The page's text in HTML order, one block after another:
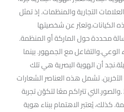
التجارية والمنظمات. إذ تمثل
الكيانات.وتعبّر عن شخصيتها
محددة حول الماركة أو المنظمة.
الوعي.والتفاعل مع الجمهور. بينما
أن الهوية البصرية هي تلك
الآخرين. تشمل هذه العناصر الشعارات
تتراكم معًا لتكوّن تجربة
كذلك، يُعتبر الاهتمام ببناء هوية